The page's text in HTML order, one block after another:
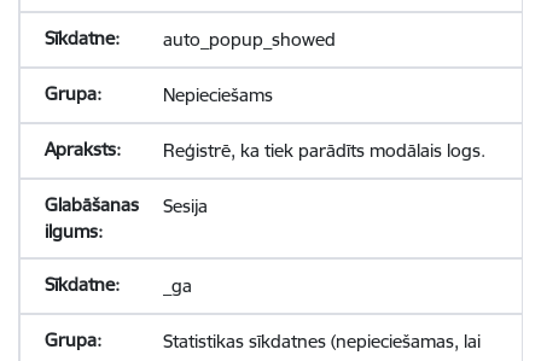
auto_popup_showed
Nepieciešams
Reģistrē, ka tiek parādīts modālais logs.
Sesija
_ga
Statistikas sīkdatnes (nepieciešamas, lai